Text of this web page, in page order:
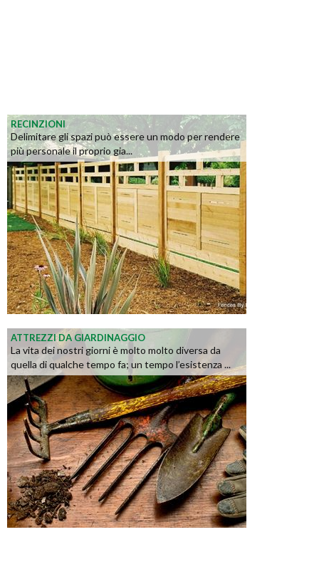
RECINZIONI
Delimitare gli spazi può essere un modo per rendere
più personale il proprio gia...
ATTREZZI DA GIARDINAGGIO
La vita dei nostri giorni è molto molto diversa da
quella di qualche tempo fa; un tempo l’esistenza ...